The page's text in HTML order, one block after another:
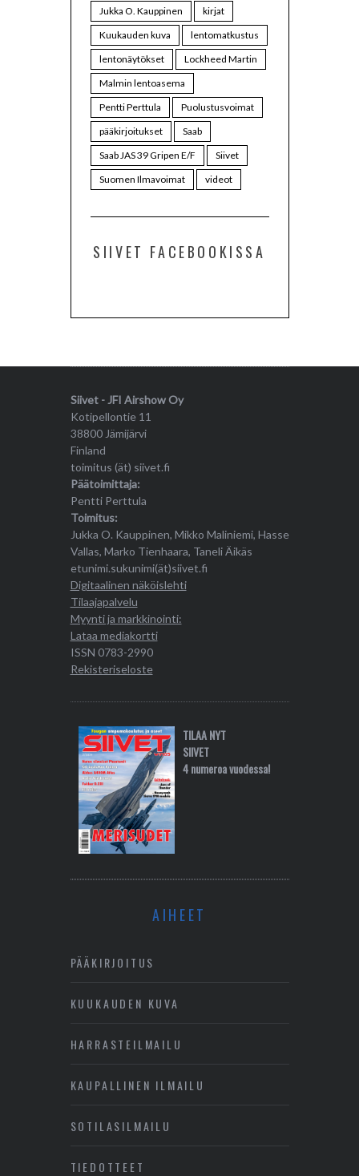
Jukka O. Kauppinen
kirjat
Kuukauden kuva
lentomatkustus
lentonäytökset
Lockheed Martin
Malmin lentoasema
Pentti Perttula
Puolustusvoimat
pääkirjoitukset
Saab
Saab JAS 39 Gripen E/F
Siivet
Suomen Ilmavoimat
videot
SIIVET FACEBOOKISSA
Siivet - JFI Airshow Oy
Kotipellontie 11
38800 Jämijärvi
Finland
toimitus (ät) siivet.fi
Päätoimittaja:
Pentti Perttula
Toimitus:
Jukka O. Kauppinen, Mikko Maliniemi, Hasse
Vallas, Marko Tienhaara, Taneli Äikäs
etunimi.sukunimi(ät)siivet.fi
Digitaalinen näköislehti
Tilaajapalvelu
Myynti ja markkinointi:
Lataa mediakortti
ISSN 0783-2990
Rekisteriseloste
TILAA NYT
SIIVET
4 numeroa vuodessa!
AIHEET
PÄÄKIRJOITUS
KUUKAUDEN KUVA
HARRASTEILMAILU
KAUPALLINEN ILMAILU
SOTILASILMAILU
TIEDOTTEET